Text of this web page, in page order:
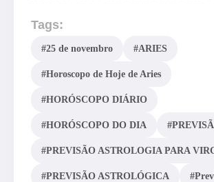
Tags:
#25 de novembro #ARIES
#Horoscopo de Hoje de Aries
#HORÓSCOPO DIÁRIO
#HORÓSCOPO DO DIA
#PREVISÃO ASTROLOGIA PARA
#PREVISÃO ASTROLÓGICA